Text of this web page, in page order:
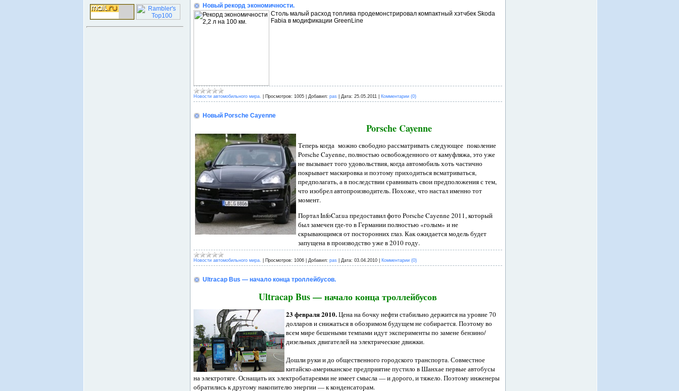
Новый рекорд экономичности.
Столь малый расход топлива продемонстрировал компактный хэтчбек Skoda
Fabia в модификации GreenLine
Новости автомобильного мира. Просмотров: 1005| Добавил: pas| Дата: 25.05.2011 Комментарии (0)
Новый Porsche Cayenne
Porsche Cayenne
Теперь когда можно свободно рассматривать следующее поколение
Porsche Cayenne, полностью освобожденного от камуфляжа, это уже
не вызывает того удовольствия, когда автомобиль хоть частично
покрывает маскировка и поэтому приходиться всматриваться,
предполагать, а в последствии сравнивать свои предположения с тем,
что изобрел автопроизводитель. Похоже, что настал именно тот
момент.
Портал InfoCar.ua предоставил фото Porsche Cayenne 2011, который
был замечен где-то в Германии полностью «голым» и не
скрывающимся от посторонних глаз. Как ожидается модель будет
запущена в производство уже в 2010 году.
Новости автомобильного мира. Просмотров: 1006| Добавил: pas| Дата: 03.04.2010 Комментарии (0)
Ultracap Bus — начало конца троллейбусов.
Ultracap Bus — начало конца троллейбусов
23 февраля 2010.Цена на бочку нефти стабильно держится на уровне 70
долларов и снижаться в обозримом будущем не собирается. Поэтому во
всем мире бешеными темпами идут эксперименты по замене бензино/
дизельных двигателей на электрические движки.
Дошли руки и до общественного городского транспорта. Совместное
китайско-американское предприятие пустило в Шанхае первые автобусы
на электротяге. Оснащать их электробатареями не имеет смысла — и дорого, и тяжело. Поэтому инженеры
обратились к другому накопителю энергии — к конденсаторам.